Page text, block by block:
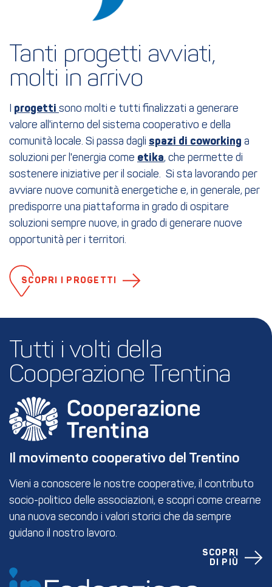
Tanti progetti avviati,
molti in arrivo
I progetti sono molti e tutti finalizzati a generare
valore all'interno del sistema cooperativo e della
comunità locale. Si passa dagli spazi di coworking a
soluzioni per l'energia come etika, che permette di
sostenere iniziative per il sociale. Si sta lavorando per
avviare nuove comunità energetiche e, in generale, per
predisporre una piattaforma in grado di ospitare
soluzioni sempre nuove, in grado di generare nuove
opportunità per i territori.
SCOPRI I PROGETTI
Tutti i volti della
Cooperazione Trentina
Il movimento cooperativo del Trentino
Vieni a conoscere le nostre cooperative, il contributo
socio-politico delle associazioni, e scopri come crearne
una nuova secondo i valori storici che da sempre
guidano il nostro lavoro.
SCOPRI
DI PIÙ